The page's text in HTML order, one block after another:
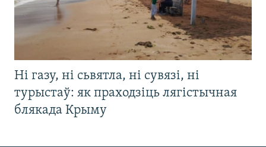
Ні газу, ні сьвятла, ні сувязі, ні
турыстаў: як праходзіць лягістычная
блякада Крыму